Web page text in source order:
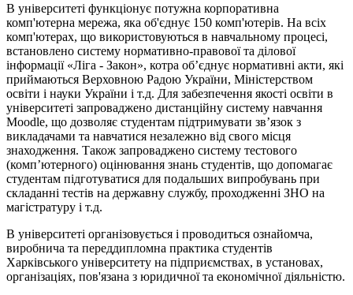
В університеті функціонує потужна корпоративна
комп'ютерна мережа, яка об'єднує 150 комп'ютерів. На всіх
комп'ютерах, що використовуються в навчальному процесі,
встановлено систему нормативно-правової та ділової
інформації «Ліга - Закон», котра об’єднує нормативні акти, які
приймаються Верховною Радою України, Міністерством
освіти і науки України і т.д. Для забезпечення якості освіти в
університеті запроваджено дистанційну систему навчання
Moodle, що дозволяє студентам підтримувати зв’язок з
викладачами та навчатися незалежно від свого місця
знаходження. Також запроваджено систему тестового
(комп’ютерного) оцінювання знань студентів, що допомагає
студентам підготуватися для подальших випробувань при
складанні тестів на державну службу, проходженні ЗНО на
магістратуру і т.д.
В університеті організовується і проводиться ознайомча,
виробнича та переддипломна практика студентів
Харківського університету на підприємствах, в установах,
організаціях, пов'язана з юридичної та економічної діяльністю.